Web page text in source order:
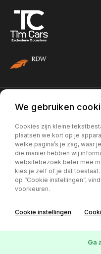
Openingstijden
Maandag - vrijdag:
10:00 - 18:00 uur*
Zaterdag:
10:00 - 16:00 uur*
Let op: Geopend op
afspraak
We gebruiken
Cookies zijn kleine
plaatsen we kort op je
welke pagina’s je zag, waar
die manier hebben wij
websitebezoek beter mee
kies je zelf of je dat toestaat.
op “Cookie instellingen”,
voorkeuren.
Cookie instellingen
Ga